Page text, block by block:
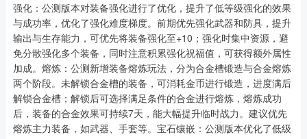
强化：公测版本对装备强化进行了优化，提升了低等级强化的效果
与成功率，优化了强化难度梯度。前期优先强化武器和防具，提升
输出与生存能力，可优先将装备强化至+10；强化时集中资源，避
免分散强化多个装备，同时注意积累强化祝福值，可获得额外属性
加成。熔炼：公测新增装备熔炼玩法，分为合金槽锻造与合金熔炼
两个阶段。未解锁合金槽的装备，可消耗金币进行锻造，进度满后
解锁合金槽；解锁后可选择满足条件的合金进行熔炼，熔炼成功
后，装备的合金效果可持续7天，能大幅提升临时战力。建议优先
熔炼主力装备，如武器、手套等。宝石镶嵌：公测版本优化了低级